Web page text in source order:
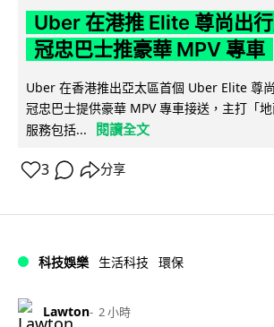
Uber 在港推 Elite 尊尚出
冠忠巴士推豪華 MPV 專車
Uber 在香港推出亞太區首個 Uber Elite 尊
冠忠巴士提供豪華 MPV 專車接送，主打「
服務包括...
閱讀全文
3 分享
科技娛樂 生活科技 環保
Lawton 2 小時